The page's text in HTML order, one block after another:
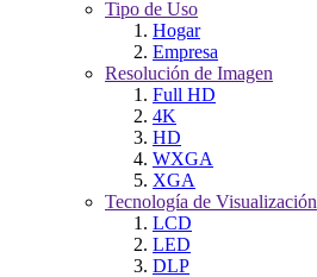
Tipo de Uso
Hogar
Empresa
Resolución de Imagen
Full HD
4K
HD
WXGA
XGA
Tecnología de Visualización
LCD
LED
DLP